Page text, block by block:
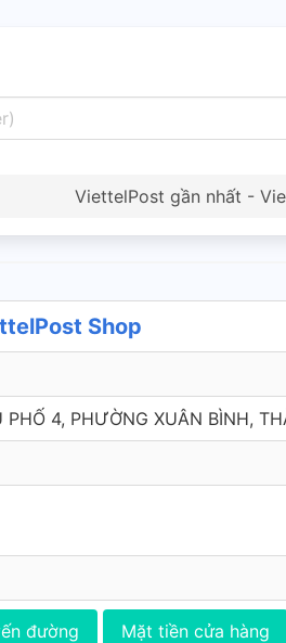
ViettelPost gần nhất -
Shop
4, PHƯỜNG XUÂN BÌNH,
đường Mặt tiền cửa hàng